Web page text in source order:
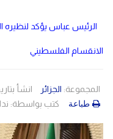
الرئيس عباس يؤكد لنظيره
الانقسام الفلسطيني
المجموعة: الجزائر
انشأ بتاريخ: الأحد، 23
كتب بواسطة:
طباعة